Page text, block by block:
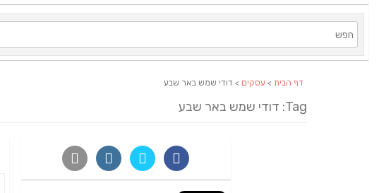
דף הבית > עסקים > דודי שמש באר שבע
Tag: דודי שמש באר שבע